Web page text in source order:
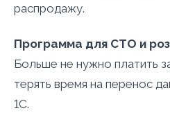
распродажу.
Программа для СТО и
Больше не нужно платить
терять время на перенос
1С.